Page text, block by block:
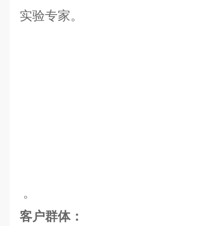
实验专家。
。
客户群体：